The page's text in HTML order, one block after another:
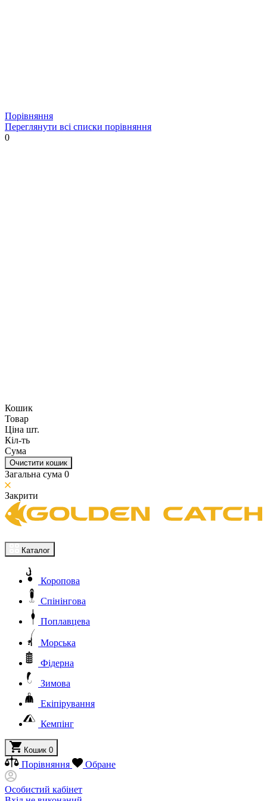
Порівняння
Переглянути всі списки порівняння
0
Кошик
Товар
Ціна шт.
Кіл-ть
Сума
Очистити кошик
Загальна сума 0
Закрити
Каталог
Коропова
Спінінгова
Поплавцева
Морська
Фідерна
Зимова
Екіпірування
Кемпінг
Кошик 0
Порівняння Обране
Особистий кабінет